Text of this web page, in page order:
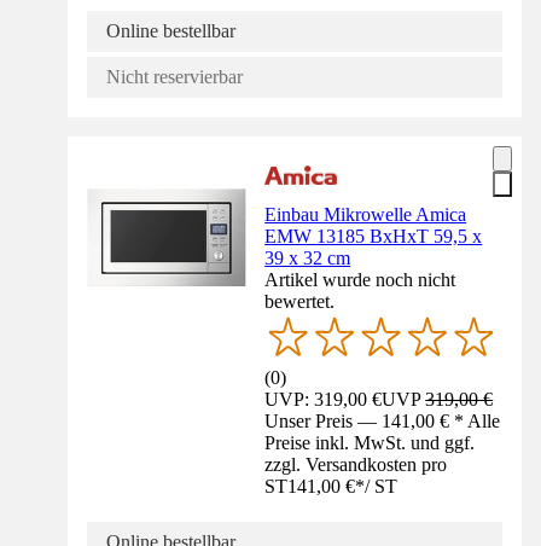
Online bestellbar
Nicht reservierbar
Einbau Mikrowelle Amica
EMW 13185 BxHxT 59,5 x
39 x 32 cm
Artikel wurde noch nicht
bewertet.
(0)
UVP: 319,00 €UVP319,00 €
Unser Preis — 141,00 € * Alle
Preise inkl. MwSt. und ggf.
zzgl. Versandkosten pro
ST141,00 €*/ ST
Online bestellbar